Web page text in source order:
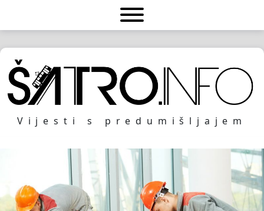
Vijesti s predumišljajem